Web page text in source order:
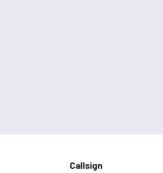
Callsign